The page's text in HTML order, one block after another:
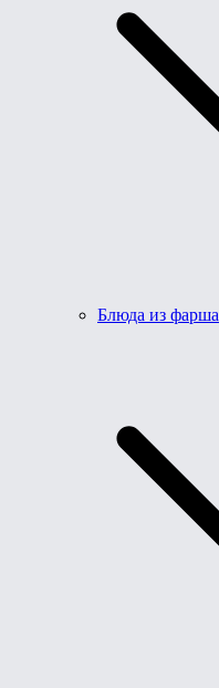
Блюда из фарша